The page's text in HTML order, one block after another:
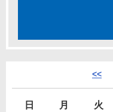
<<
日 月 火